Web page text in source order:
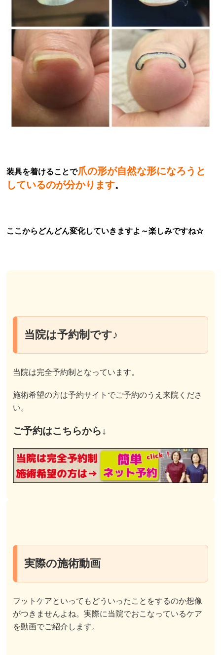
装具を着けることで爪の形が自然な形になろうと
しているのが分かります。
ここからどんどん変化していきますよ～楽しみですね☆
当院は予約制です♪
当院は完全予約制となっています。
施術希望の方は予約サイトでご予約のうえ来院くださ
い。
ご予約はこちらから↓
実際の施術動画
フットケアといってもどういったことをするのか想像
がつきませんよね。実際に当院でおこなっているケア
を動画でご紹介します。